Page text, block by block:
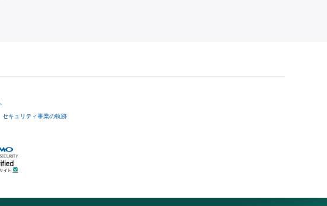
セキュリティ事業の軌跡